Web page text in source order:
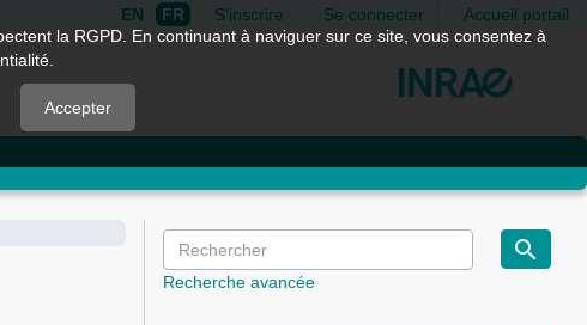
EN FR S'inscrire Se connecter Accueil portail
Recherche avancée
la RGPD. En continuant à naviguer sur ce site, vous consentez à
Accepter